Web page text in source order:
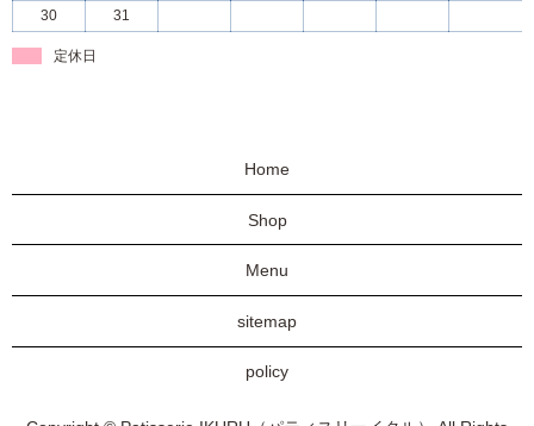
30
31
定休日
Home
Shop
Menu
sitemap
policy